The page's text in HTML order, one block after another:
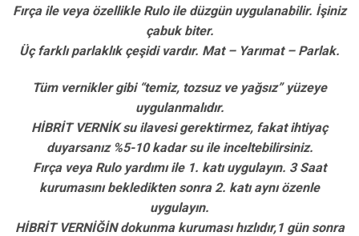
Fırça ile veya özellikle Rulo ile düzgün uygulanabilir. İşiniz
çabuk biter.
Üç farklı parlaklık çeşidi vardır. Mat – Yarımat – Parlak.
Tüm vernikler gibi “temiz, tozsuz ve yağsız” yüzeye
uygulanmalıdır.
HİBRİT VERNİK su ilavesi gerektirmez, fakat ihtiyaç
duyarsanız %5-10 kadar su ile inceltebilirsiniz.
Fırça veya Rulo yardımı ile 1. katı uygulayın. 3 Saat
kurumasını bekledikten sonra 2. katı aynı özenle
uygulayın.
HİBRİT VERNİĞİN dokunma kuruması hızlıdır,1 gün sonra